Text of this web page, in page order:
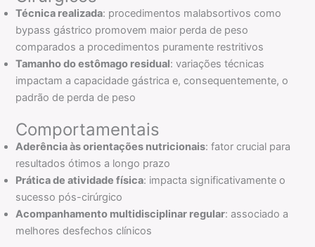
Técnica realizada: procedimentos malabsortivos como
bypass gástrico promovem maior perda de peso
comparados a procedimentos puramente restritivos
Tamanho do estômago residual: variações técnicas
impactam a capacidade gástrica e, consequentemente, o
padrão de perda de peso
Comportamentais
Aderência às orientações nutricionais: fator crucial para
resultados ótimos a longo prazo
Prática de atividade física: impacta significativamente o
sucesso pós-cirúrgico
Acompanhamento multidisciplinar regular: associado a
melhores desfechos clínicos